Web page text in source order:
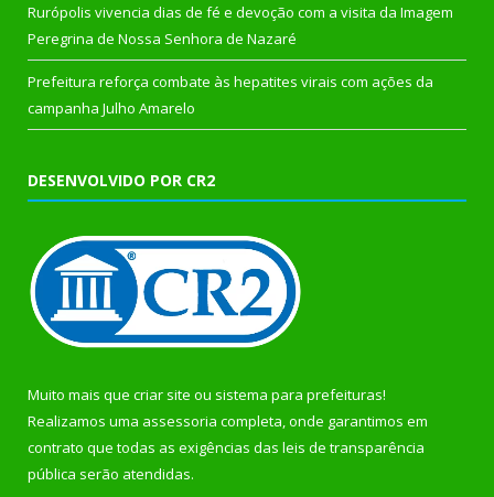
Rurópolis vivencia dias de fé e devoção com a visita da Imagem
Peregrina de Nossa Senhora de Nazaré
Prefeitura reforça combate às hepatites virais com ações da
campanha Julho Amarelo
DESENVOLVIDO POR CR2
Muito mais que criar site ou sistema para prefeituras!
Realizamos uma assessoria completa, onde garantimos em
contrato que todas as exigências das leis de transparência
pública serão atendidas.